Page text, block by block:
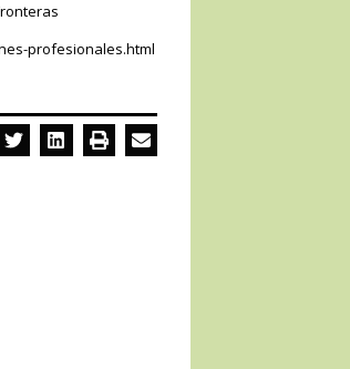
profesionales.html